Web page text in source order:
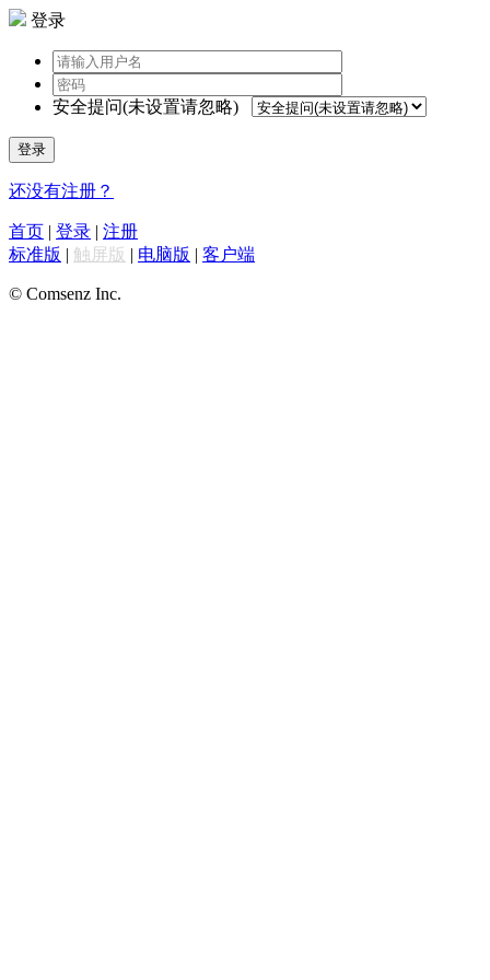
登录
安全提问(未设置请忽略)
登录
还没有注册？
首页 | 登录 | 注册
标准版 | 触屏版 | 电脑版 | 客户端
© Comsenz Inc.